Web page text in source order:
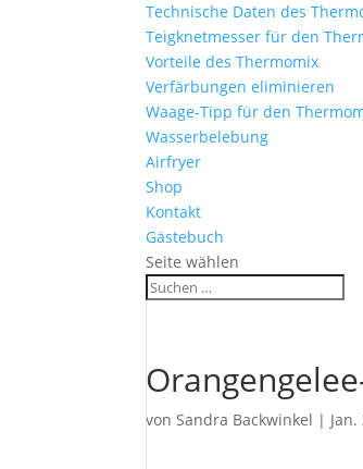
Technische Daten des
Teigknetmesser für den
Vorteile des Thermomix
Verfärbungen eliminieren
Waage-Tipp für den
Wasserbelebung
Airfryer
Shop
Kontakt
Gästebuch
Seite wählen
vonSandra Backwinkel | Jan.